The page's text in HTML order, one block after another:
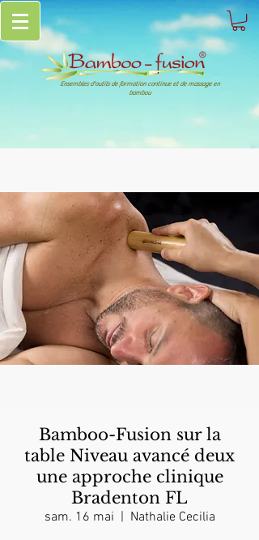
Ensembles d'outils de formation continue et de massage en
bambou
Bamboo-Fusion sur la
table Niveau avancé deux
une approche clinique
Bradenton FL
sam. 16 mai
  |
Nathalie Cecilia